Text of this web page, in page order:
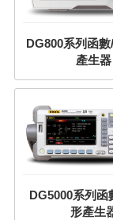
DG800系列函
產生器
DG5000系列函
形產生